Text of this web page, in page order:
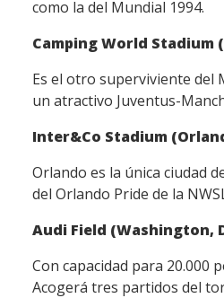
como la del Mundial 1994.
Camping World Stadium
Es el otro superviviente del
un atractivo Juventus-
Inter&Co Stadium
Orlando es la única ciudad
del Orlando Pride de la
Audi Field (Washington,
Con capacidad para 20.000
Acogerá tres partidos del